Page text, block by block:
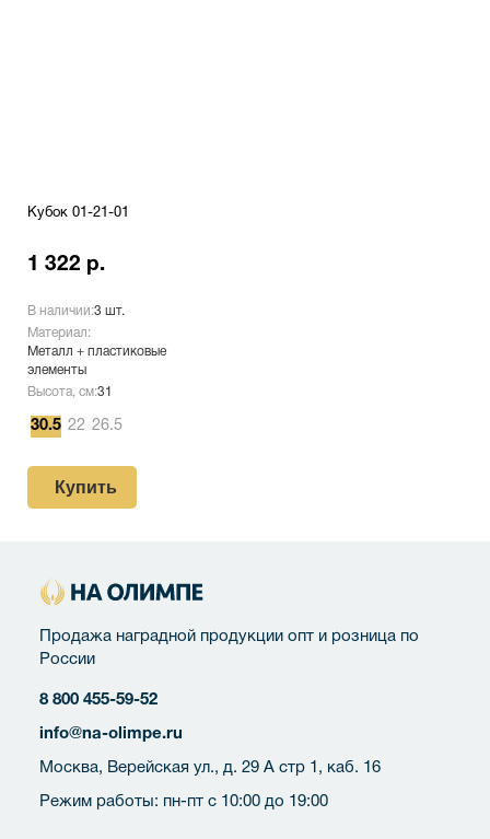
Кубок 01-21-01
1 322 р.
В наличии:3 шт.
Материал:
Металл + пластиковые
элементы
Высота, см:31
30.5 22 26.5
Купить
Продажа наградной продукции опт и розница по
России
8 800 455-59-52
info@na-olimpe.ru
Москва, Верейская ул., д. 29 А стр 1, каб. 16
Режим работы: пн-пт с 10:00 до 19:00